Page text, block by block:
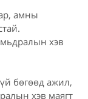
амны
хэв
бөгөөд ажил,
хэв маягт